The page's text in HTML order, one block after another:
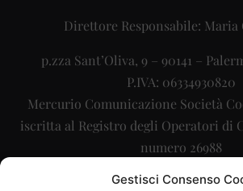
Gestisci Consenso
Direttore Responsabile: Maria
p.zza Sant’Oliva, 9 – 90141 –
P.IVA: 06334930820
Mercurio Comunicazione Società
iscritta al Registro degli Operatori di
numero 26988
Sito gestito daLa Digitale srl–